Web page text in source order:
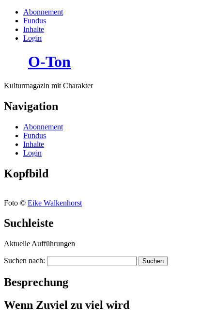
Abonnement
Fundus
Inhalte
Login
O-Ton
Kulturmagazin mit Charakter
Navigation
Abonnement
Fundus
Inhalte
Login
Kopfbild
Foto © Eike Walkenhorst
Suchleiste
Aktuelle Aufführungen
Suchen nach:
Besprechung
Wenn Zuviel zu viel wird